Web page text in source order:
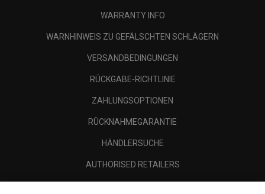
WARRANTY INFO
WARNHINWEIS ZU GEFÄLSCHTEN SCHLÄGERN
VERSANDBEDINGUNGEN
RÜCKGABE-RICHTLINIE
ZAHLUNGSOPTIONEN
RÜCKNAHMEGARANTIE
HÄNDLERSUCHE
AUTHORISED RETAILERS